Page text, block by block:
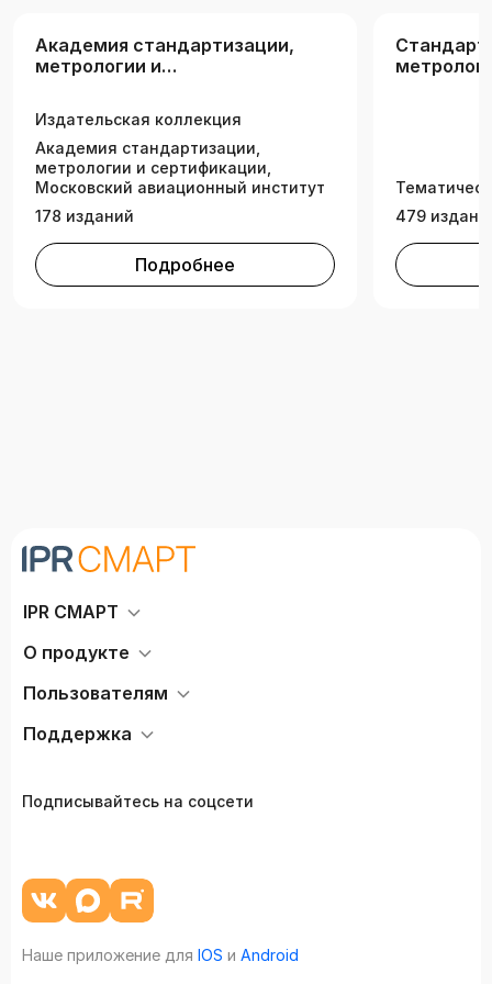
Академия стандартизации,
метрологии и
Издательская коллекция
Академия стандартизации,
метрологии и сертификации,
Московский авиационный институт
178 изданий
Подробнее
479
IPR СМАРТ
О продукте
Пользователям
Поддержка
Подписывайтесь на соцсети
Наше приложение для IOS и Android